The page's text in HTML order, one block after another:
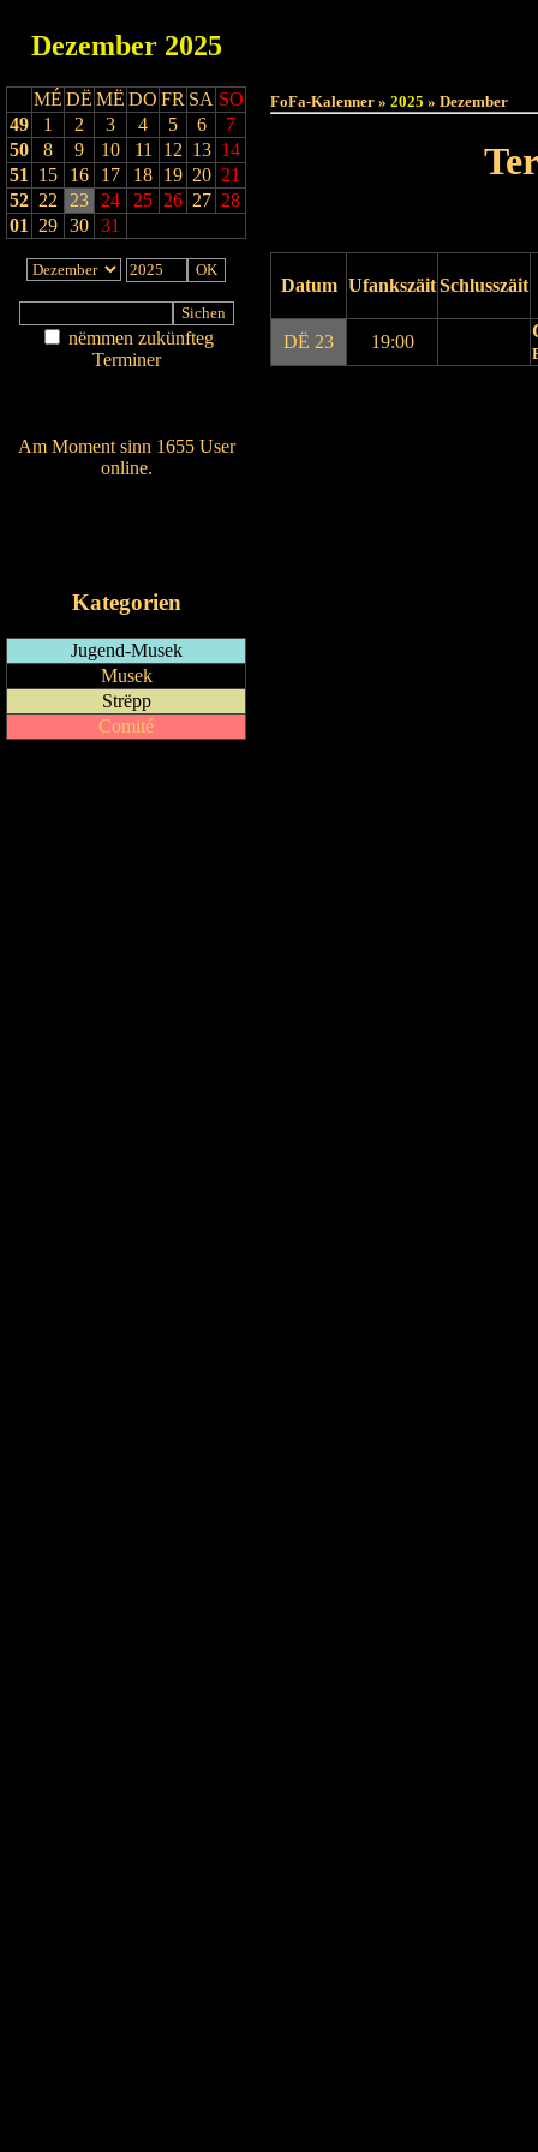
Dezember 2025
MÉ DË MË DO FR SA SO
49
1 2 3 4 5 6
7
50
8 9 10 11 12 13 14
51
15 16 17 18 19 20 21
52 22 23 24 25 26 27 28
01
29 30 31
nëmmen zukünfteg
Terminer
Am Moment sinn 1655 User
online.
Kategorien
Jugend-Musek
Musek
Strëpp
Comité
FoFa-Kalenner » 2025 » Dezember
Datum UfankszäitSchlusszäit
DË 23 19:00